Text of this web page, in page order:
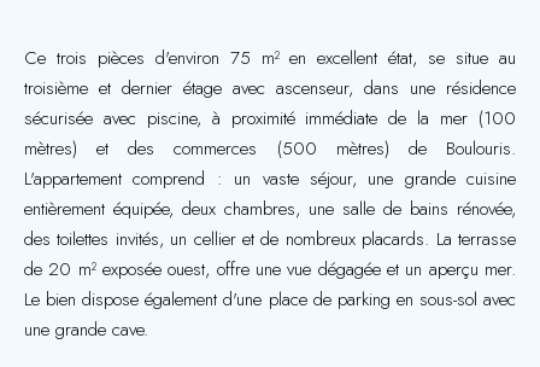
Ce trois pièces d'environ 75 m² en excellent état, se situe au
troisième et dernier étage avec ascenseur, dans une résidence
sécurisée avec piscine, à proximité immédiate de la mer (100
mètres) et des commerces (500 mètres) de Boulouris.
L'appartement comprend : un vaste séjour, une grande cuisine
entièrement équipée, deux chambres, une salle de bains rénovée,
des toilettes invités, un cellier et de nombreux placards. La terrasse
de 20 m² exposée ouest, offre une vue dégagée et un aperçu mer.
Le bien dispose également d'une place de parking en sous-sol avec
une grande cave.